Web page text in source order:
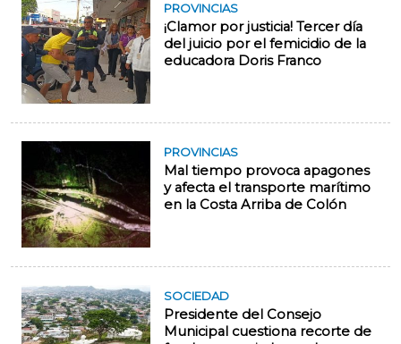
PROVINCIAS
¡Clamor por justicia! Tercer día
del juicio por el femicidio de la
educadora Doris Franco
PROVINCIAS
Mal tiempo provoca apagones
y afecta el transporte marítimo
en la Costa Arriba de Colón
SOCIEDAD
Presidente del Consejo
Municipal cuestiona recorte de